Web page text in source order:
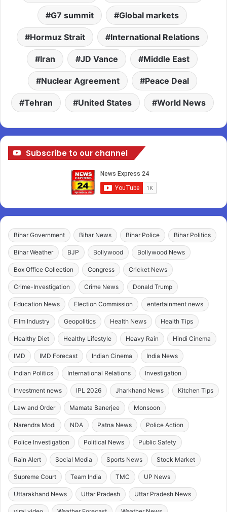
G7 summit Global markets
Hormuz Strait International Relations
Iran JD Vance Middle East
Nuclear Agreement Peace Deal
Tehran United States World News
Subscribe to our channel
Bihar Government Bihar News Bihar Police Bihar Politics
Bihar Weather BJP Bollywood Bollywood News
Box Office Collection Congress Cricket News
Crime-Investigation Crime News Donald Trump
Education News Election Commission entertainment news
Film Industry Geopolitics Health News Health Tips
Healthy Diet Healthy Lifestyle Heavy Rain Hindi Cinema
IMD IMD Forecast Indian Cinema India News
Indian Politics International Relations Investigation
Investment news IPL 2026 Jharkhand News Kitchen Tips
Law and Order Mamata Banerjee Monsoon
Narendra Modi NDA Patna News Police Action
Police Investigation Political News Public Safety
Rain Alert Social Media Sports News Stock Market
Supreme Court Team India TMC UP News
Uttarakhand News Uttar Pradesh Uttar Pradesh News